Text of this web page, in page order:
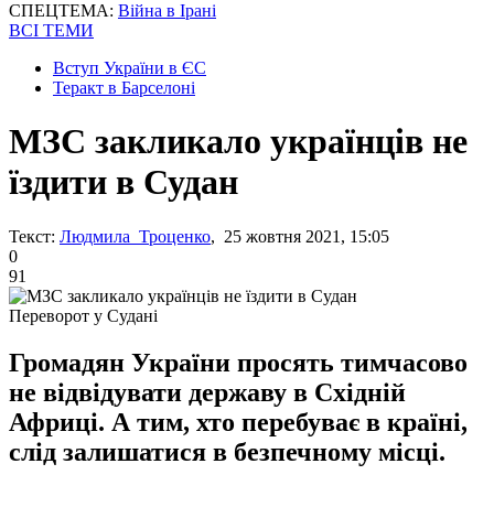
СПЕЦТЕМА: Війна в Ірані
ВСІ ТЕМИ
Вступ України в ЄС
Теракт в Барселоні
МЗС закликало українців не
їздити в Судан
Текст: Людмила Троценко, 25 жовтня 2021, 15:05
0
91
Переворот у Судані
Громадян України просять тимчасово
не відвідувати державу в Східній
Африці. А тим, хто перебуває в країні,
слід залишатися в безпечному місці.